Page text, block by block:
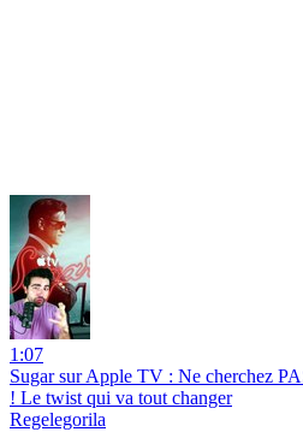
1:07
Sugar sur Apple TV : Ne cherchez
! Le twist qui va tout changer
Regelegorila